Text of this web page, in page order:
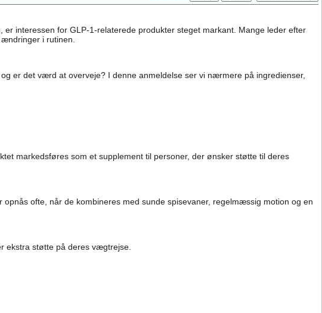
interessen for GLP-1-relaterede produkter steget markant. Mange leder efter
i rutinen.
er det værd at overveje? I denne anmeldelse ser vi nærmere på ingredienser,
markedsføres som et supplement til personer, der ønsker støtte til deres
ofte, når de kombineres med sunde spisevaner, regelmæssig motion og en
ekstra støtte på deres vægtrejse.